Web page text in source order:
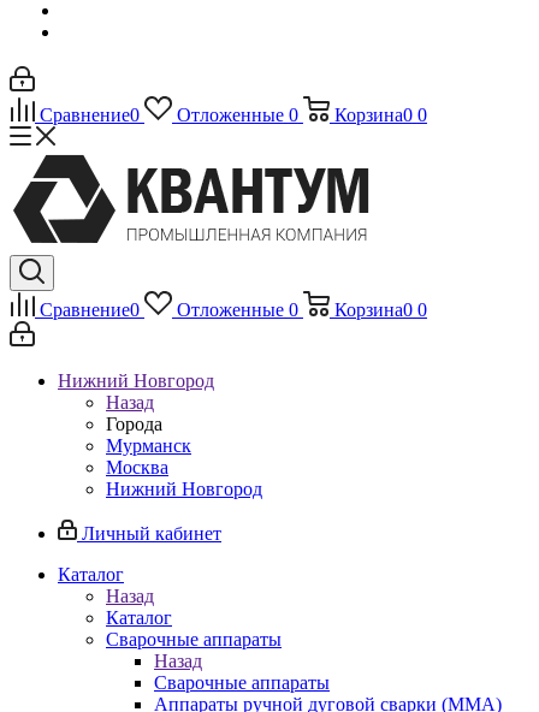
Сравнение0 Отложенные 0 Корзина0 0
Сравнение0 Отложенные 0 Корзина0 0
Нижний Новгород
Назад
Города
Мурманск
Москва
Нижний Новгород
Личный кабинет
Каталог
Назад
Каталог
Сварочные аппараты
Назад
Сварочные аппараты
Аппараты ручной дуговой сварки (MMA)